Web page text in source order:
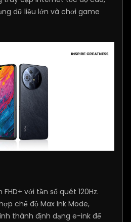
dữ liệu lớn và chơi game
FHD+ với tần số quét 120Hz.
chế độ Max Ink Mode,
thành định dạng e-ink để